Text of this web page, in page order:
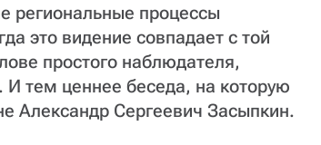
региональные процессы
это видение совпадает с той
простого наблюдателя,
тем ценнее беседа, на которую
Александр Сергеевич Засыпкин.